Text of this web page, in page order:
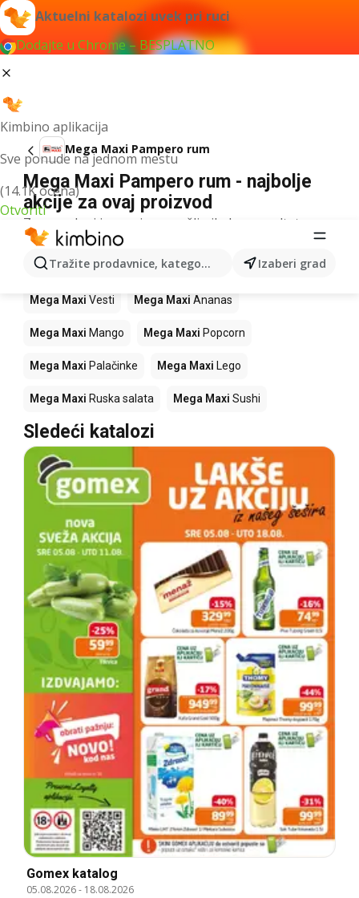
Aktuelni katalozi uvek pri ruci
Dodajte u Chrome – BESPLATNO
Kimbino aplikacija
Sve ponude na jednom mestu
(14.1K ocena)
Otvoriti
Tražite prodavnice, kategorije, proizvode...Izaberi grad
Mega Maxi Pampero rum
Mega Maxi Pampero rum - najbolje
akcije za ovaj proizvod
Za navedeni izraz nismo našli nikakav rezultat.
Drugi proizvodi u prodavnicama Mega
Maxi
Mega Maxi Vesti Mega Maxi Ananas
Mega Maxi Mango Mega Maxi Popcorn
Mega Maxi Palačinke Mega Maxi Lego
Mega Maxi Ruska salata Mega Maxi Sushi
Sledeći katalozi
Gomex katalog
05.08.2026- 18.08.2026